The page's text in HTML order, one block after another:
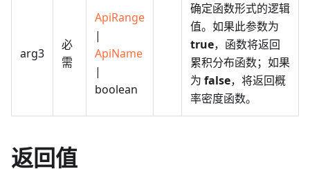
arg3
必
需
ApiRange
|
ApiName
|
boolean
确定函数形式的逻辑
值。如果此参数为
true，函数将返回
累积分布函数；如果
为 false，将返回概
率密度函数。
返回值